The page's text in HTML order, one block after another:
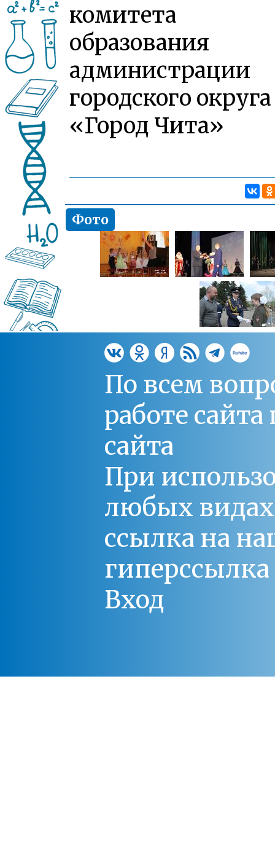
комитета
образования
администрации
городского округа
«Город Чита»
Фото
По всем
работе
сайта
При
любых
ссылка на
Вход